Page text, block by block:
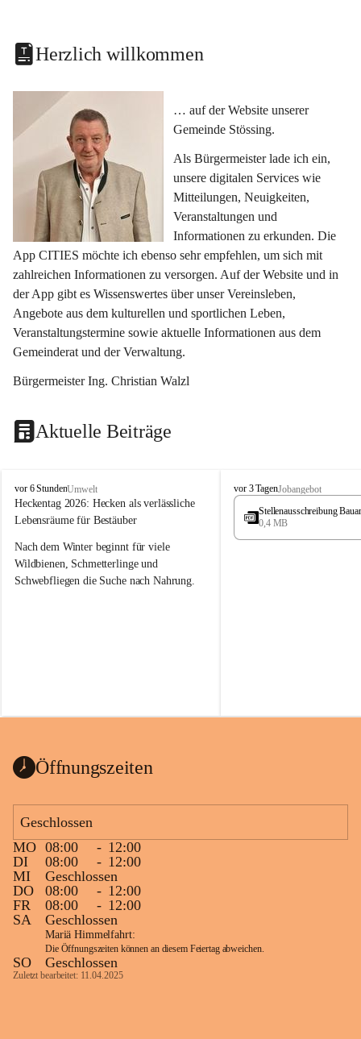
Herzlich willkommen
… auf der Website unserer
Gemeinde Stössing.
Als Bürgermeister lade ich ein,
unsere digitalen Services wie
Mitteilungen, Neuigkeiten,
Veranstaltungen und
Informationen zu erkunden. Die
App CITIES möchte ich ebenso sehr empfehlen, um sich mit
zahlreichen Informationen zu versorgen. Auf der Website und in
der App gibt es Wissenswertes über unser Vereinsleben,
Angebote aus dem kulturellen und sportlichen Leben,
Veranstaltungstermine sowie aktuelle Informationen aus dem
Gemeinderat und der Verwaltung.
Bürgermeister Ing. Christian Walzl
Aktuelle Beiträge
S
t
ö
s
i
n
vor 6 StundenUmwelt
Heckentag 2026: Hecken als verlässliche
Lebensräume für Bestäuber
Nach dem Winter beginnt für viele
Wildbienen, Schmetterlinge und
Schwebfliegen die Suche nach Nahrung.
können ab 1. September wieder heimische
Vielfalt in Gärten bringen und zugleich
Wie wichtig Hecken sind zeigt das
österreichweite Forschungsprojekt
„Heckenleben“ des Vereins Regionale
Gehölzvermehrung. Die Untersuchungen
machen deutlich, dass Bestäuber auf ein
möglichst durchgehendes
Nahrungsangebot angewiesen sind.
Heimische Hecken können
Versorgungslücken schließen, weil
unterschiedliche Gehölzarten zu
S
t
s
vor 3 TagenJobangebot
Stellenausschreibung
0,4 MB
Öffnungszeiten
Geschlossen
MO 08:00 - 12:00
DI
08:00 - 12:00
MI
Geschlossen
DO
08:00 - 12:00
FR
08:00 - 12:00
SA
Geschlossen
Mariä Himmelfahrt:
Die Öffnungszeiten können an diesem Feiertag abweichen.
SO Geschlossen
Zuletzt bearbeitet: 11.04.2025